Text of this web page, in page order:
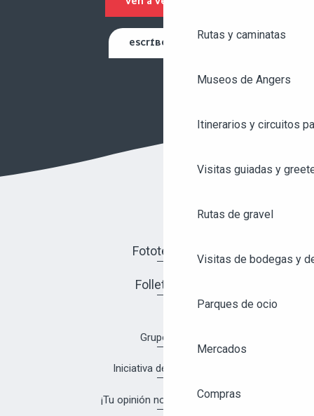
Rutas y caminatas
Museos de Angers
Itinerarios y circuitos
Visitas guiadas y
Rutas de gravel
Visitas de bodegas y
Parques de ocio
Mercados
Compras
ESCRÍBENOS
Fototeca
Folletos
Grupos
Iniciativa de calidad
¡Tu opinión nos interesa!